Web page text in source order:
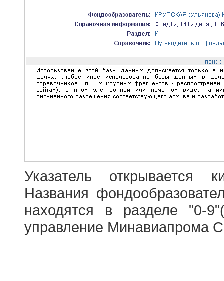
Указатель открывается
Названия
находятся в разделе "0-
управление Минавиапрома